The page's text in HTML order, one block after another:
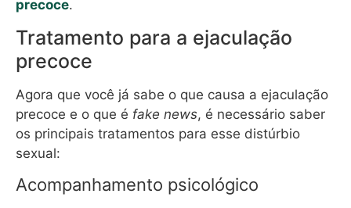
precoce.
Tratamento para a ejaculação
precoce
Agora que você já sabe o que causa a ejaculação
precoce e o que é fake news, é necessário saber
os principais tratamentos para esse distúrbio
sexual:
Acompanhamento psicológico